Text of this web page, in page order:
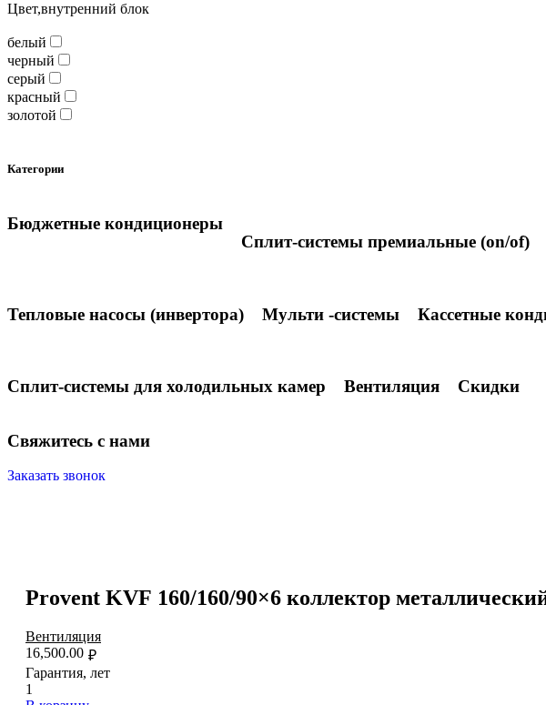
Цвет,внутренний блок
белый
черный
серый
красный
золотой
Категории
Бюджетные кондиционеры
Сплит-системы премиальные (on/of)
Тепловые насосы (инвертора) Мульти -системы Кассетные
Сплит-системы для холодильных камер Вентиляция Скидки
Свяжитесь с нами
Заказать звонок
Provent KVF 160/160/90×6 коллектор
Вентиляция
₽
16,500.00
Гарантия, лет
1